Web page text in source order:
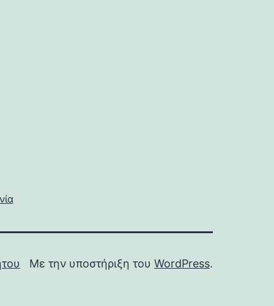
Με την υποστήριξη του WordPress.